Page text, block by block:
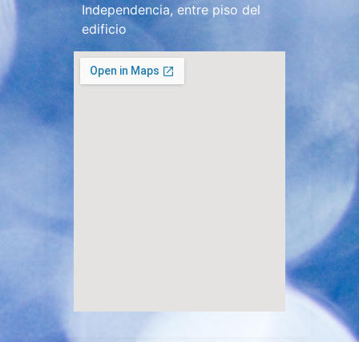
Independencia, entre piso del
edificio